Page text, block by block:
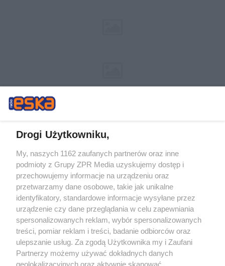
Żaden utwór zamieszczony w serwisie nie może być powielany i
rozpowszechniany lub dalej rozpowszechniany w jakikolwiek sposób (w
tym także elektroniczny lub mechaniczny) na jakimkolwiek polu
eksploatacji w jakiejkolwiek formie, włącznie z umieszczaniem w Internecie
bez pisemnej zgody właściciela praw. Jakiekolwiek użycie lub
wykorzystanie utworów w całości lub w części z naruszeniem prawa, tzn.
bez właściwej zgody, jest zabronione pod groźbą kary i może być ścigane
prawnie.
Drogi Użytkowniku,
My, naszych 1162 zaufanych partnerów oraz inne
podmioty z Grupy ZPR Media uzyskujemy dostęp i
przechowujemy informacje na urządzeniu oraz
przetwarzamy dane osobowe, takie jak unikalne
identyfikatory, standardowe informacje wysyłane przez
urządzenie czy dane przeglądania w celu zapewniania
spersonalizowanych reklam, wybór spersonalizowanych
treści, pomiar reklam i treści, badanie odbiorców oraz
ulepszanie usług. Za zgodą Użytkownika my i Zaufani
Partnerzy możemy używać dokładnych danych
geolokalizacyjnych oraz aktywnie skanować